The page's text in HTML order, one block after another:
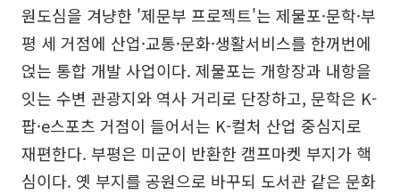
원도심을 겨냥한 '제문부 프로젝트'는 제물포·문학·부
평 세 거점에 산업·교통·문화·생활서비스를 한꺼번에
얹는 통합 개발 사업이다. 제물포는 개항장과 내항을
잇는 수변 관광지와 역사 거리로 단장하고, 문학은 K-
팝·e스포츠 거점이 들어서는 K-컬처 산업 중심지로
재편한다. 부평은 미군이 반환한 캠프마켓 부지가 핵
심이다. 옛 부지를 공원으로 바꾸되 도서관 같은 문화